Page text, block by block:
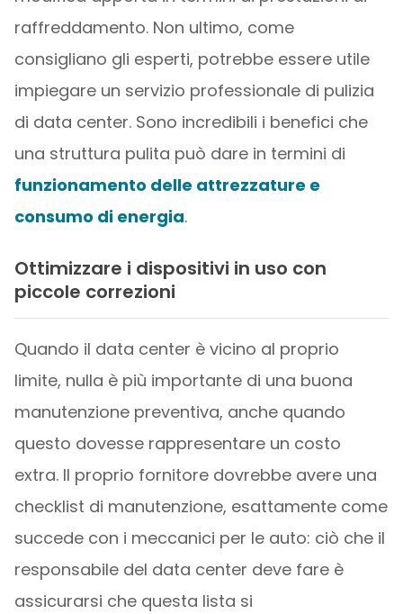
raffreddamento. Non ultimo, come
consigliano gli esperti, potrebbe essere utile
impiegare un servizio professionale di pulizia
di data center. Sono incredibili i benefici che
una struttura pulita può dare in termini di
funzionamento delle attrezzature e
consumo di energia.
Ottimizzare i dispositivi in uso con
piccole correzioni
Quando il data center è vicino al proprio
limite, nulla è più importante di una buona
manutenzione preventiva, anche quando
questo dovesse rappresentare un costo
extra. Il proprio fornitore dovrebbe avere una
checklist di manutenzione, esattamente come
succede con i meccanici per le auto: ciò che il
responsabile del data center deve fare è
assicurarsi che questa lista si